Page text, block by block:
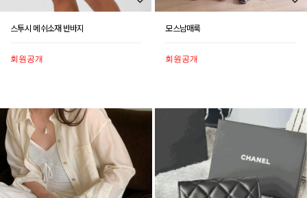
스투시 메쉬소재 반바지
회원공개
모스남매룩
회원공개